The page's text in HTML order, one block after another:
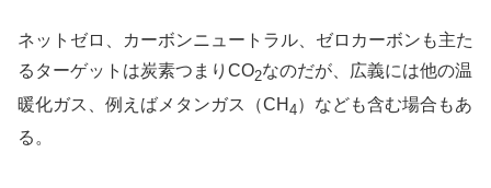
ネットゼロ、カーボンニュートラル、ゼロカーボンも主た
るターゲットは炭素つまりCO2なのだが、広義には他の温
暖化ガス、例えばメタンガス（CH 4）なども含む場合もあ
る。